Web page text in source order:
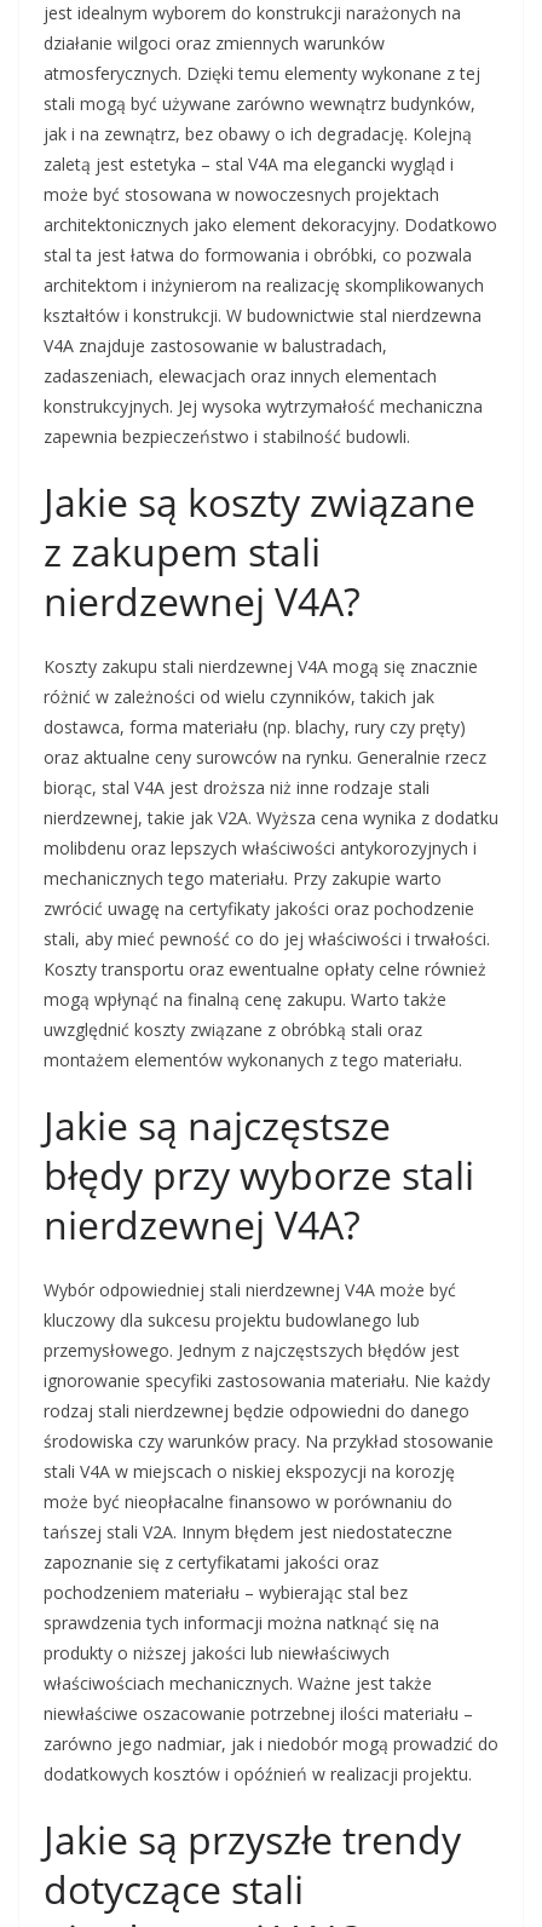
jest idealnym wyborem do konstrukcji narażonych na
działanie wilgoci oraz zmiennych warunków
atmosferycznych. Dzięki temu elementy wykonane z tej
stali mogą być używane zarówno wewnątrz budynków,
jak i na zewnątrz, bez obawy o ich degradację. Kolejną
zaletą jest estetyka – stal V4A ma elegancki wygląd i
może być stosowana w nowoczesnych projektach
architektonicznych jako element dekoracyjny. Dodatkowo
stal ta jest łatwa do formowania i obróbki, co pozwala
architektom i inżynierom na realizację skomplikowanych
kształtów i konstrukcji. W budownictwie stal nierdzewna
V4A znajduje zastosowanie w balustradach,
zadaszeniach, elewacjach oraz innych elementach
konstrukcyjnych. Jej wysoka wytrzymałość mechaniczna
zapewnia bezpieczeństwo i stabilność budowli.
Jakie są koszty związane
z zakupem stali
nierdzewnej V4A?
Koszty zakupu stali nierdzewnej V4A mogą się znacznie
różnić w zależności od wielu czynników, takich jak
dostawca, forma materiału (np. blachy, rury czy pręty)
oraz aktualne ceny surowców na rynku. Generalnie rzecz
biorąc, stal V4A jest droższa niż inne rodzaje stali
nierdzewnej, takie jak V2A. Wyższa cena wynika z dodatku
molibdenu oraz lepszych właściwości antykorozyjnych i
mechanicznych tego materiału. Przy zakupie warto
zwrócić uwagę na certyfikaty jakości oraz pochodzenie
stali, aby mieć pewność co do jej właściwości i trwałości.
Koszty transportu oraz ewentualne opłaty celne również
mogą wpłynąć na finalną cenę zakupu. Warto także
uwzględnić koszty związane z obróbką stali oraz
montażem elementów wykonanych z tego materiału.
Jakie są najczęstsze
błędy przy wyborze stali
nierdzewnej V4A?
Wybór odpowiedniej stali nierdzewnej V4A może być
kluczowy dla sukcesu projektu budowlanego lub
przemysłowego. Jednym z najczęstszych błędów jest
ignorowanie specyfiki zastosowania materiału. Nie każdy
rodzaj stali nierdzewnej będzie odpowiedni do danego
środowiska czy warunków pracy. Na przykład stosowanie
stali V4A w miejscach o niskiej ekspozycji na korozję
może być nieopłacalne finansowo w porównaniu do
tańszej stali V2A. Innym błędem jest niedostateczne
zapoznanie się z certyfikatami jakości oraz
pochodzeniem materiału – wybierając stal bez
sprawdzenia tych informacji można natknąć się na
produkty o niższej jakości lub niewłaściwych
właściwościach mechanicznych. Ważne jest także
niewłaściwe oszacowanie potrzebnej ilości materiału –
zarówno jego nadmiar, jak i niedobór mogą prowadzić do
dodatkowych kosztów i opóźnień w realizacji projektu.
Jakie są przyszłe trendy
dotyczące stali